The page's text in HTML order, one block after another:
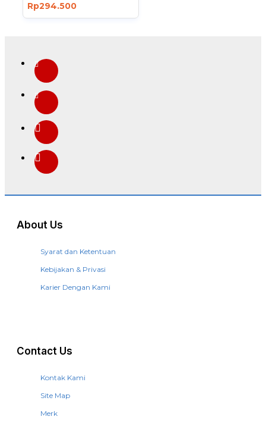
Rp294.500
About Us
Syarat dan Ketentuan
Kebijakan & Privasi
Karier Dengan Kami
Contact Us
Kontak Kami
Site Map
Merk